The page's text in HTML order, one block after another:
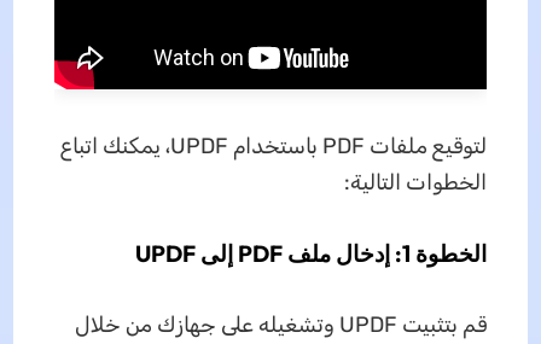
لتوقيع ملفات PDF باستخدام UPDF، يمكنك اتباع
الخطوات التالية:
الخطوة 1: إدخال ملف PDF إلى UPDF
قم بتثبيت UPDF وتشغيله على جهازك من خلال